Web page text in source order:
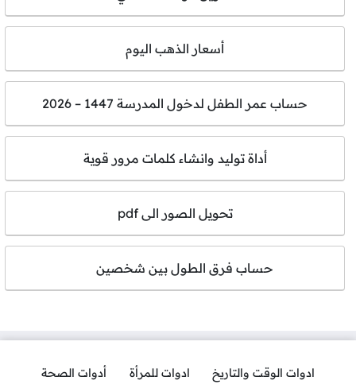
أسعار الذهب اليوم
حساب عمر الطفل لدخول المدرسة 1447 – 2026
أداة توليد وانشاء كلمات مرور قوية
تحويل الصور الى pdf
حساب فرق الطول بين شخصين
ادوات الوقت والتاريخ ادوات للمرأة
أدوات الصحة